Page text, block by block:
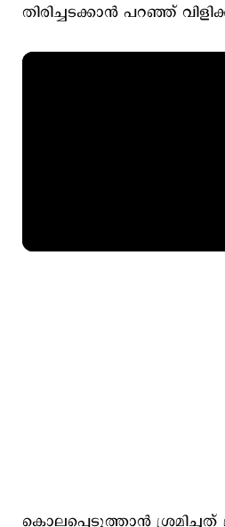
തിരിച്ചടക്കാന്‍ പറഞ്ഞ്
കൊലപ്പെടുത്താൻ